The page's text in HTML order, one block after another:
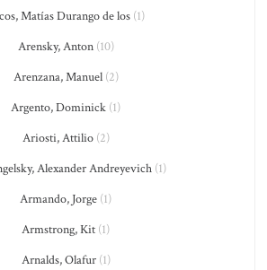
Matías Durango de los (1)
Arensky, Anton(10)
Arenzana, Manuel(2)
Argento, Dominick (1)
Ariosti, Attilio(2)
Alexander Andreyevich(1)
Armando, Jorge (1)
Armstrong, Kit (1)
Arnalds, Olafur(1)